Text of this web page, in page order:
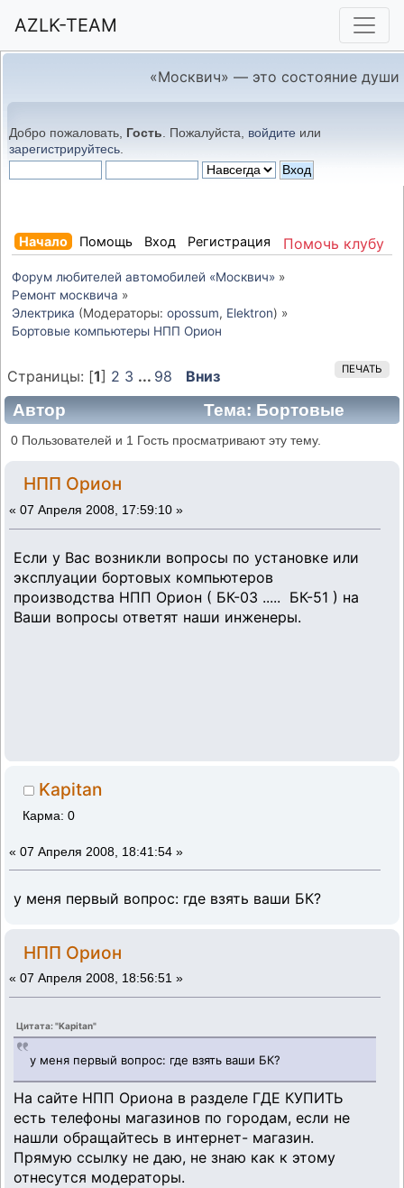
AZLK-TEAM
«Москвич» — это состояние души
Добро пожаловать, Гость . Пожалуйста, войдите или
зарегистрируйтесь
Помочь клубу
Начало Помощь Вход Регистрация
Форум любителей автомобилей «Москвич» »
Ремонт москвича »
Электрика (Модераторы: opossum, Elektron) »
Бортовые компьютеры НПП Орион
ПЕЧАТЬ
Страницы: [1] 2 3 ... 98 Вниз
Автор
Тема: Бортовые
компьютеры НПП Орион (Прочитано
410312 раз)
0 Пользователей и 1 Гость просматривают эту тему.
НПП Орион
« 07 Апреля 2008, 17:59:10 »
Если у Вас возникли вопросы по установке или
эксплуации бортовых компьютеров
производства НПП Орион ( БК-03 ..... БК-51 ) на
Ваши вопросы ответят наши инженеры.
Kapitan
Карма: 0
« 07 Апреля 2008, 18:41:54 »
у меня первый вопрос: где взять ваши БК?
НПП Орион
« 07 Апреля 2008, 18:56:51 »
Цитата: "Kapitan"
у меня первый вопрос: где взять ваши БК?
На сайте НПП Ориона в разделе ГДЕ КУПИТЬ
есть телефоны магазинов по городам, если не
нашли обращайтесь в интернет- магазин.
Прямую ссылку не даю, не знаю как к этому
отнесутся модераторы.